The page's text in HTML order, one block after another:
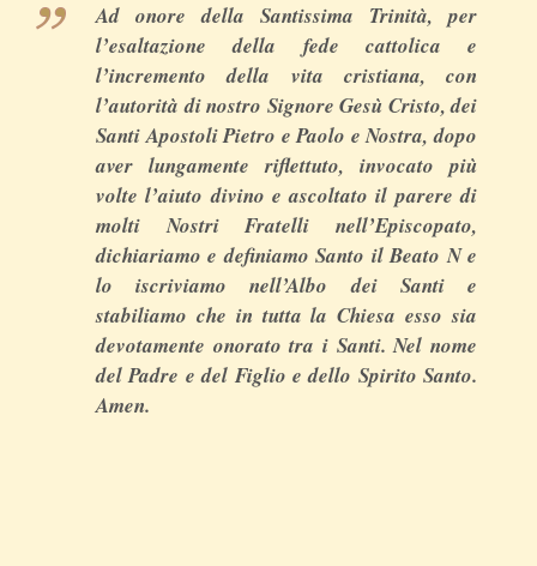
Ad onore della Santissima Trinità, per
l’esaltazione della fede cattolica e
l’incremento della vita cristiana, con
l’autorità di nostro Signore Gesù Cristo, dei
Santi Apostoli Pietro e Paolo e Nostra, dopo
aver lungamente riflettuto, invocato più
volte l’aiuto divino e ascoltato il parere di
molti Nostri Fratelli nell’Episcopato,
dichiariamo e definiamo Santo il Beato N e
lo iscriviamo nell’Albo dei Santi e
stabiliamo che in tutta la Chiesa esso sia
devotamente onorato tra i Santi. Nel nome
del Padre e del Figlio e dello Spirito Santo.
Amen.